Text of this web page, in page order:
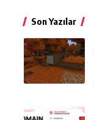
Son Yazılar